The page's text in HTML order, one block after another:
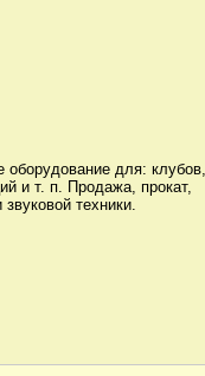
оборудование для: клубов,
и т. п. Продажа, прокат,
техники.